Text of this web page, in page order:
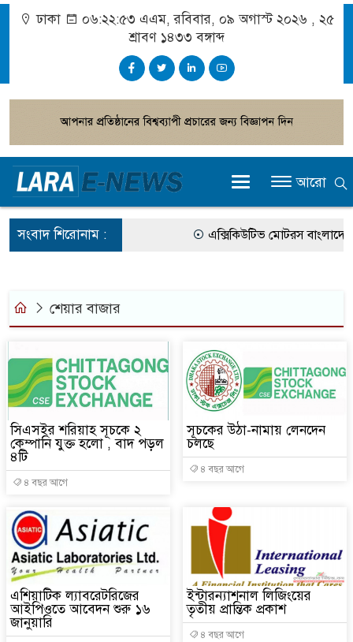
ঢাকা ০৬:২২:৫৩ এএম, রবিবার, ০৯ অগাস্ট ২০২৬ , ২৫
শ্রাবণ ১৪৩৩ বঙ্গাব্দ
আরো
সংবাদ শিরোনাম : এক্সিকিউটিভ মোটরস
রাষ্ট্রদূত
বাংলাদেশের পাসপোর্টের মান
২০২৩ সালে কতজন হজে যেতে
শেয়ার বাজার
সিএসইর শরিয়াহ সূচকে ২
কেম্পানি যুক্ত হলো , বাদ পড়ল
৪টি
৪ বছর আগে
সূচকের উঠা-নামায় লেনদেন
চলছে
৪ বছর আগে
এশিয়াটিক ল্যাবরেটরিজের
আইপিওতে আবেদন শুরু ১৬
জানুয়ারি
ইন্টারন্যাশনাল লিজিংয়ের
তৃতীয় প্রান্তিক প্রকাশ
৪ বছর আগে